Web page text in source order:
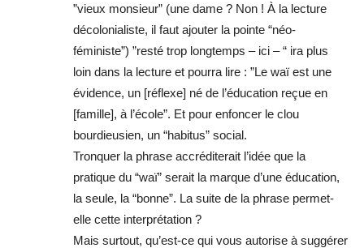
”vieux monsieur” (une dame ? Non ! À la lecture
décolonialiste, il faut ajouter la pointe “néo-
féministe”) ”resté trop longtemps – ici – “ ira plus
loin dans la lecture et pourra lire : ”Le waï est une
évidence, un [réflexe] né de l’éducation reçue en
[famille], à l’école”. Et pour enfoncer le clou
bourdieusien, un “habitus” social.
Tronquer la phrase accréditerait l’idée que la
pratique du “waï” serait la marque d’une éducation,
la seule, la “bonne”. La suite de la phrase permet-
elle cette interprétation ?
Mais surtout, qu’est-ce qui vous autorise à suggérer